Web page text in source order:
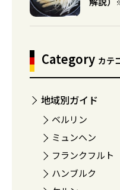
Category カテ
地域別ガイド
ベルリン
ミュンヘン
フランクフルト
ハンブルク